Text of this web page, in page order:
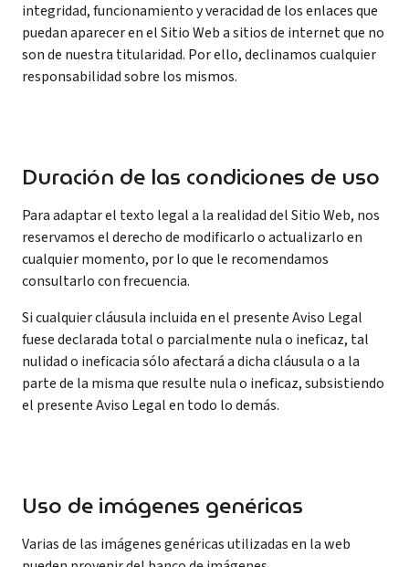
integridad, funcionamiento y veracidad de los enlaces que
puedan aparecer en el Sitio Web a sitios de internet que no
son de nuestra titularidad. Por ello, declinamos cualquier
responsabilidad sobre los mismos.
Duración de las condiciones de uso
Para adaptar el texto legal a la realidad del Sitio Web, nos
reservamos el derecho de modificarlo o actualizarlo en
cualquier momento, por lo que le recomendamos
consultarlo con frecuencia.
Si cualquier cláusula incluida en el presente Aviso Legal
fuese declarada total o parcialmente nula o ineficaz, tal
nulidad o ineficacia sólo afectará a dicha cláusula o a la
parte de la misma que resulte nula o ineficaz, subsistiendo
el presente Aviso Legal en todo lo demás.
Uso de imágenes genéricas
Varias de las imágenes genéricas utilizadas en la web